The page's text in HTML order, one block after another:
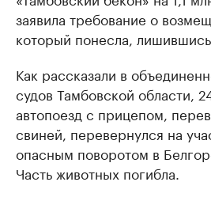
заявила требование о
который понесла,
Как рассказали в
судов Тамбовской области,
автопоезд с прицепом,
свиней, перевернулся на
опасным поворотом в
Часть животных погибла.